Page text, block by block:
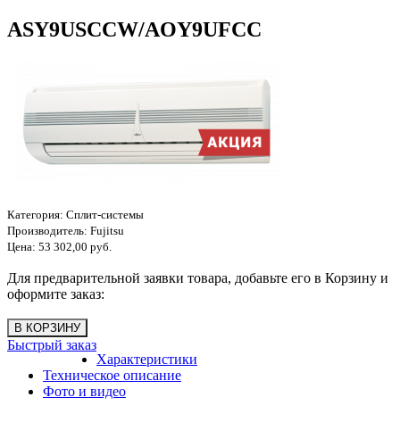
ASY9USCCW/AOY9UFCC
Категория: Сплит-системы
Производитель: Fujitsu
Цена: 53 302,00 руб.
Для предварительной заявки товара, добавьте его в Корзину и
оформите заказ:
Быстрый заказ
Характеристики
Техническое описание
Фото и видео